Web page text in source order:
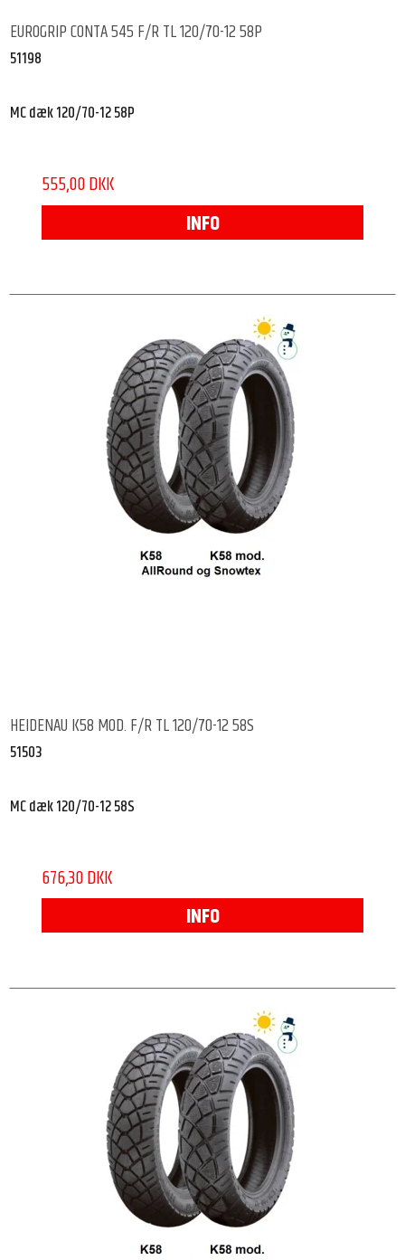
EUROGRIP CONTA 545 F/R TL 120/70-12 58P
51198
MC dæk 120/70-12 58P
555,00 DKK
INFO
HEIDENAU K58 MOD. F/R TL 120/70-12 58S
51503
MC dæk 120/70-12 58S
676,30 DKK
INFO